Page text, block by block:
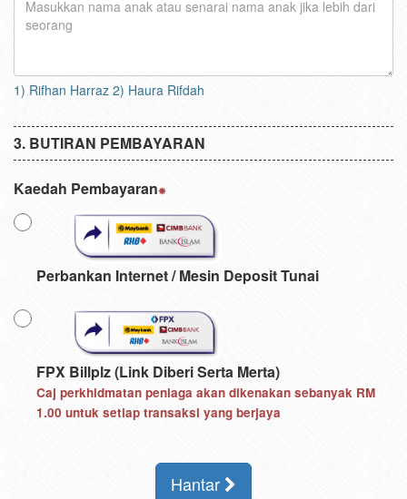
1) Rifhan Harraz 2) Haura Rifdah
BUTIRAN PEMBAYARAN
Kaedah Pembayaran
Perbankan Internet / Mesin Deposit Tunai
FPX Billplz (Link Diberi Serta Merta)
Caj perkhidmatan peniaga akan dikenakan sebanyak RM
1.00 untuk setiap transaksi yang berjaya
Hantar